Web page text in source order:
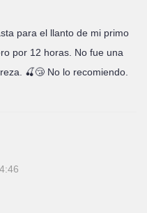
para el llanto de mi primo
por 12 horas. No fue una
🍒😴 No lo recomiendo.